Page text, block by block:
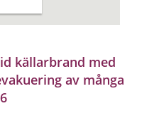
källarbrand med
av många